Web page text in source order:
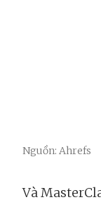
Nguồn: Ahrefs
Và